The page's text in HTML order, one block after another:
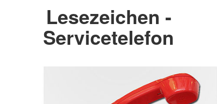
Lesezeichen -
Servicetelefon